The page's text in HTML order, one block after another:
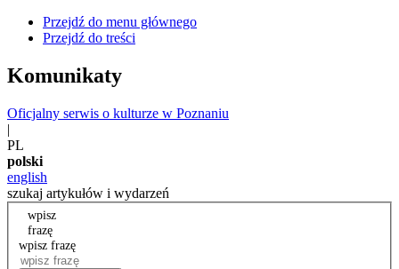
Przejdź do menu głównego
Przejdź do treści
Komunikaty
Oficjalny serwis o kulturze w Poznaniu
|
PL
polski
english
szukaj artykułów i wydarzeń
wpisz
frazę
wpisz frazę